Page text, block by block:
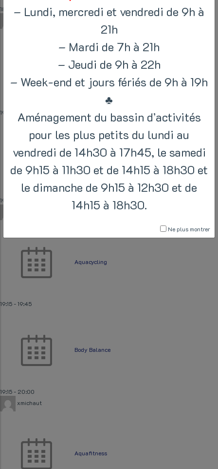
18:15
19:00
Perfectionnement 1
19:00 19:45
Aqua cycling
19:15
Aquacycling
19:15-19:45
Body Balance
19:15- 20:00
xmichaut
Aquafitness
– Lundi, mercredi et vendredi de 9h à
21h
– Mardi de 7h à 21h
– Jeudi de 9h à 22h
– Week-end et jours fériés de 9h à 19h
♣
Aménagement du bassin d’activités
pour les plus petits du lundi au
vendredi de 14h30 à 17h45, le samedi
de 9h15 à 11h30 et de 14h15 à 18h30 et
le dimanche de 9h15 à 12h30 et de
14h15 à 18h30.
Ne plus montrer